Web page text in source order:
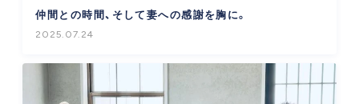
仲間との時間、そして妻への感謝を胸に。
2025.07.24